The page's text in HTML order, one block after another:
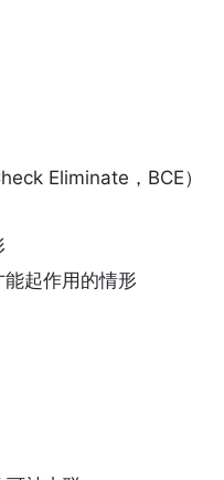
Eliminate，BCE）
能起作用的情形